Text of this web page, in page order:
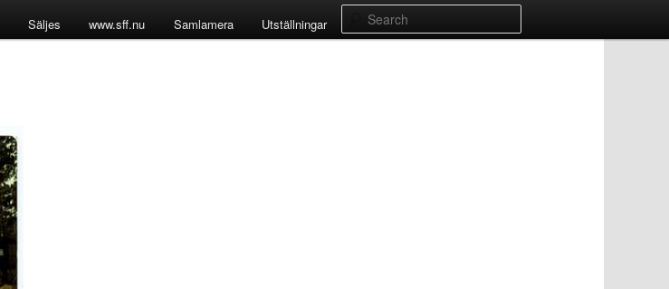
Säljes www.sff.nu Samlamera Utställningar Search